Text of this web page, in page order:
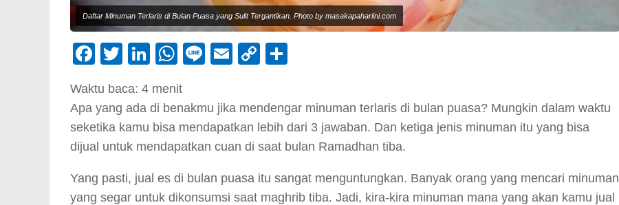
Daftar Minuman Terlaris di Bulan Puasa yang Sulit Tergantikan. Photo by masakapahariini.com
Facebook
Twitter
LinkedIn
WhatsApp
LineEmail
Copy
Waktu baca: 4 menit
Apa yang ada di benakmu jika mendengar minuman terlaris di bulan puasa? Mungkin dalam waktu
seketika kamu bisa mendapatkan lebih dari 3 jawaban. Dan ketiga jenis minuman itu yang bisa
dijual untuk mendapatkan cuan di saat bulan Ramadhan tiba.
Yang pasti, jual es di bulan puasa itu sangat menguntungkan. Banyak orang yang mencari minuman
yang segar untuk dikonsumsi saat maghrib tiba. Jadi, kira-kira minuman mana yang akan kamu jual